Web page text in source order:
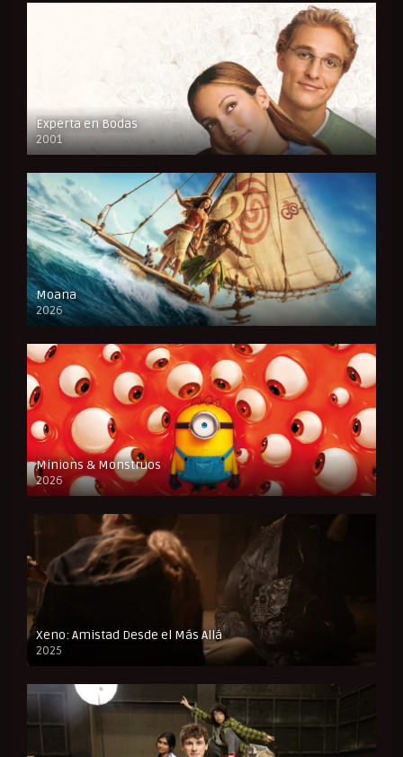
Experta en Bodas
2001
FULL HD
Moana
2026
CAM
Minions & Monstruos
2026
CAM
Xeno: Amistad Desde el Más Allá
2025
FULL HD